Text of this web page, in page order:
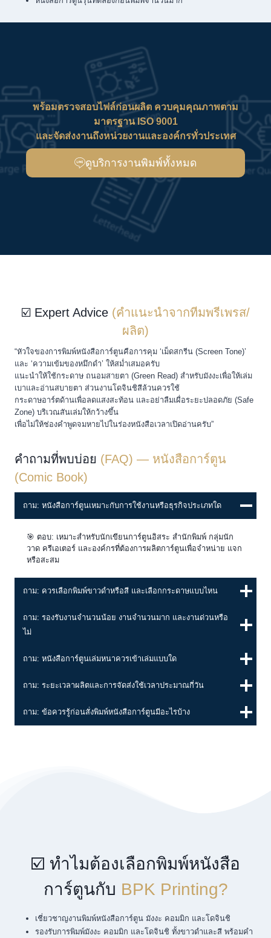
พร้อมตรวจสอบไฟล์ก่อนผลิต ควบคุมคุณภาพตาม
มาตรฐาน ISO 9001
และจัดส่งงานถึงหน่วยงานและองค์กรทั่วประเทศ
ดูบริการงานพิมพ์ทั้งหมด
☑️ Expert Advice (คำแนะนำจากทีมพรีเพรส/
ผลิต)
“หัวใจของการพิมพ์หนังสือการ์ตูนคือการคุม ‘เม็ดสกรีน (Screen Tone)’
และ ‘ความเข้มของหมึกดำ’ ให้สม่ำเสมอครับ
แนะนำให้ใช้กระดาษ ถนอมสายตา (Green Read) สำหรับมังงะเพื่อให้เล่ม
เบาและอ่านสบายตา ส่วนงานโดจินชิสีล้วนควรใช้
กระดาษอาร์ตด้านเพื่อลดแสงสะท้อน และอย่าลืมเผื่อระยะปลอดภัย (Safe
Zone) บริเวณสันเล่มให้กว้างขึ้น
เพื่อไม่ให้ช่องคำพูดจมหายไปในร่องหนังสือเวลาเปิดอ่านครับ”
คำถามที่พบบ่อย (FAQ) — หนังสือการ์ตูน
(Comic Book)
ถาม: หนังสือการ์ตูนเหมาะกับการใช้งานหรือธุรกิจประเภทใด
🎯 ตอบ: เหมาะสำหรับนักเขียนการ์ตูนอิสระ สำนักพิมพ์ กลุ่มนัก
วาด ครีเอเตอร์ และองค์กรที่ต้องการผลิตการ์ตูนเพื่อจำหน่าย แจก
หรือสะสม
ถาม: ควรเลือกพิมพ์ขาวดำหรือสี และเลือกกระดาษแบบไหน
ถาม: รองรับงานจำนวนน้อย งานจำนวนมาก และงานด่วนหรือ
ไม่
ถาม: หนังสือการ์ตูนเล่มหนาควรเข้าเล่มแบบใด
ถาม: ระยะเวลาผลิตและการจัดส่งใช้เวลาประมาณกี่วัน
ถาม: ข้อควรรู้ก่อนสั่งพิมพ์หนังสือการ์ตูนมีอะไรบ้าง
☑️ ทำไมต้องเลือกพิมพ์หนังสือ
การ์ตูนกับ BPK Printing?
เชี่ยวชาญงานพิมพ์หนังสือการ์ตูน มังงะ คอมมิก และโดจินชิ
รองรับการพิมพ์มังงะ คอมมิก และโดจินชิ ทั้งขาวดำและสี พร้อมคำ